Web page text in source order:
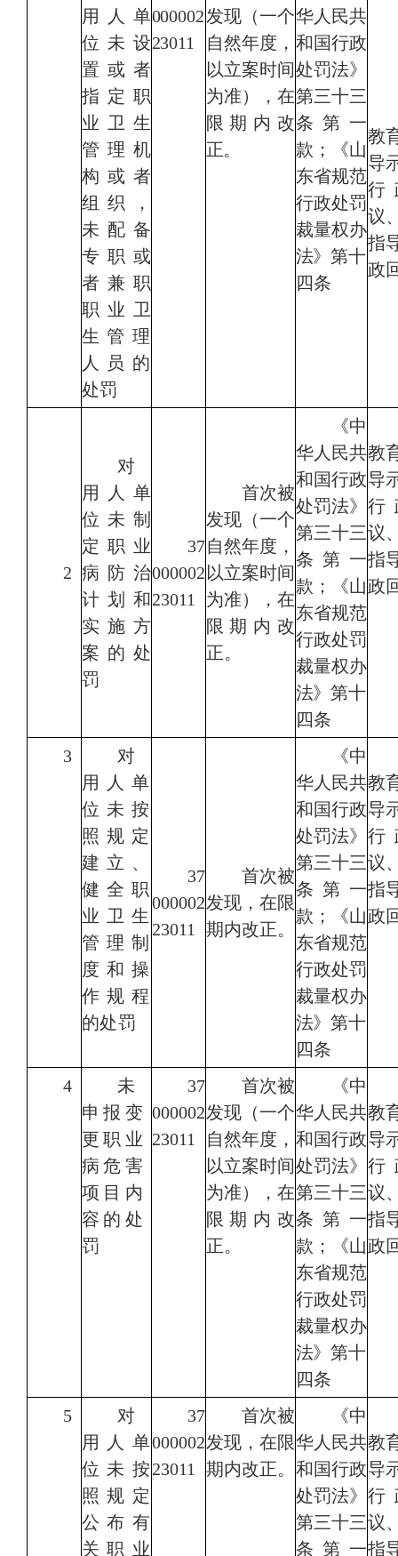
用人单
位未设
置或 者
指定职
业卫生
管理 机
构或者
组织，
未配备
专职或
者兼职
职业卫
生管理
人员的
处罚
000002
23011
发现（一个
自然年度，
以立案时间
为准）
，在
限期内改
正。
华人民共
和国行政
处罚法》
第三十三
条第一
款；
《山
东省规范
行政处罚
裁量权办
法》第十
四条
教
导
行
议
指
政
2
对
用人单
位未制
定职业
病防治
计划和
实施方
案的处
罚
37
000002
23011
首次被
发现（一个
自然年度，
以立案时间
为准），在
限期内改
正。
《中
华人民共
和国行政
处罚法》
第三十三
条第一
款；
《山
东省规范
行政处罚
裁量权办
法》第十
四条
教
导
行
议
指
政
3
对
用人单
位未按
照规 定
建立、
健全职
业卫生
管理制
度和操
作规程
的处罚
37
000002
23011
首次被
发现，在限
期内改正。
《中
华人民共
和国行政
处罚法》
第三十三
条第一
款；
《山
东省规范
行政处罚
裁量权办
法》第十
四条
教
导
行
议
指
政
4
未
申报变
更职业
病危 害
项目内
容的处
罚
37
000002
23011
首次被
发现（一个
自然年度，
以立案时间
为准），在
限期内改
正。
《中
华人民共
和国行政
处罚法》
第三十三
条第一
款；
《山
东省规范
行政处罚
裁量权办
法》第十
四条
教
导
行
议
指
政
5
对
用人单
位未按
照规定
公布有
关职业
37
000002
23011
首次被
发现，在限
期内改正。
《中
华人民共
和国行政
处罚法》
第三十三
条第一
教
导
行
议
指